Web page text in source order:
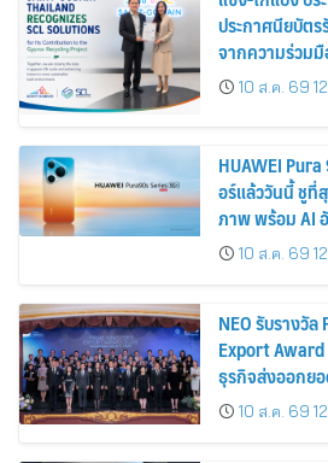
ประกาศนียบัต
จากความร่วม
Recycling
10 ส.ค. 69
HUAWEI
อร์แล้ววันนี้ ชูที่
ภาพ พร้อม AI
5G Advanced
10 ส.ค. 69
NEO รับรางวั
Export
ธุรกิจส่งออกย
การดำเนินธุรกิ
สินค้าไทยสู่ตลาด
10 ส.ค. 69